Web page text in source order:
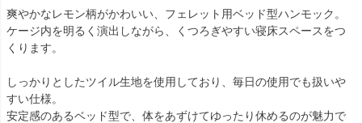
爽やかなレモン柄がかわいい、フェレット用ベッド型ハンモック。
ケージ内を明るく演出しながら、くつろぎやすい寝床スペースをつ
くります。
しっかりとしたツイル生地を使用しており、毎日の使用でも扱いや
すい仕様。
安定感のあるベッド型で、体をあずけてゆったり休めるのが魅力で